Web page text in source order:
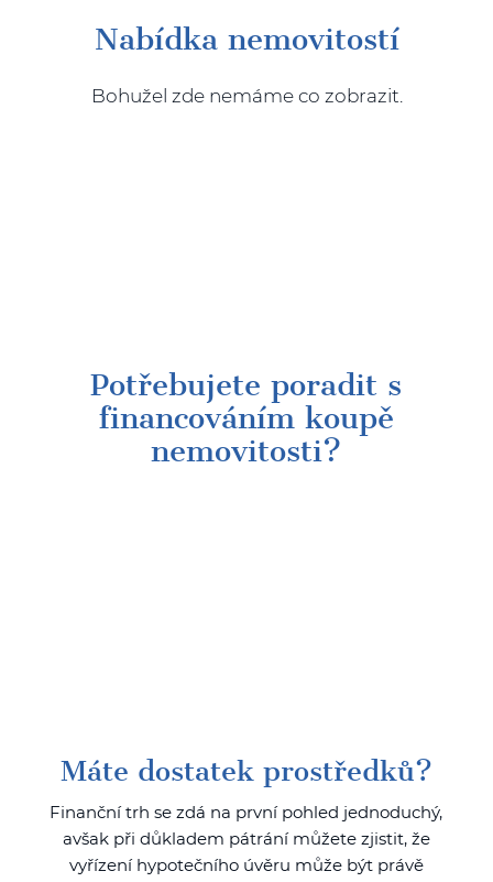
Nabídka nemovitostí
Bohužel zde nemáme co zobrazit.
Potřebujete poradit s
financováním koupě
nemovitosti?
Máte dostatek prostředků?
Finanční trh se zdá na první pohled jednoduchý,
avšak při důkladem pátrání můžete zjistit, že
vyřízení hypotečního úvěru může být právě